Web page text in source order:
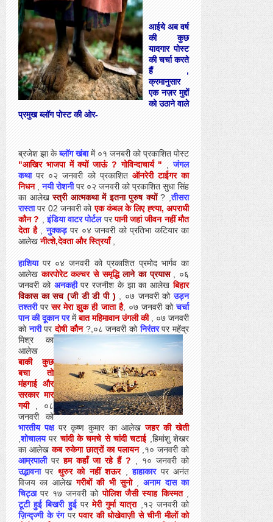
आईये अब वर्ष
की कुछ
यादगार पोस्ट
की चर्चा करते
हैं ,
क्रमानुसार
एक नज़र मुद्दों
को उठाने वाले
प्रमुख ब्लॉग पोस्ट की ओर-
ब्रजेश झा केब्लॉग खंबामें ०१ जनबरी को प्रकाशित पोस्ट
"आखिर भाजपा में क्यों जाऊं ? गोविन्दाचार्य " ,जंगल
कथापर ०२ जनवरी को प्रकाशित ऑनरेरी टाईगर का
निधन,नयी रोशनीपर ०२ जनवरी को प्रकाशित सुधा सिंह
का आलेखस्त्री आत्मकथा में इतना पुरुष क्यों? ,तीसरा
रास्तापर 02 जनवरी कोएक कंबल के लिए ह्त्या, अपराधी
कौन ? ,इंडिया वाटर पोर्टलपरपानी जहां जीवन नहीं मौत
देता है,नुक्कड़पर ०४ जनवरी को प्रतिभा कटियार का
आलेखनीत्शे,देवता और स्त्रियाँ,
हाशियापर ०४ जनवरी को प्रकाशित प्रमोद भार्गव का
आलेखकारपोरेट कल्चर से समृद्धि लाने का प्रयास
, ०६
जनवरी को अनकहीपर रजनीश के झा का आलेखबिहार
विकास का सच (जी डी डीपी ) , ०७ जनवरी कोउड़न
तश्तरीपरसर मेरा झुक ही जाता है, ०७ जनवरी कोचर्चा
पान की दूकान परमेंबात महिमावान उंगली की, ०७ जनवरी
कोनारीपरदोषी कौन ?,०८ जनवरी कोनिरंतरपर महेंद्र
मिश्र का
आलेख
बाकी कुछ
बचा तो
मंहगाई और
सरकार मार
गयी, ०८
जनवरी को
भारतीय पक्षपर कृष्ण कुमार का आलेखजहर की खेती
,शोचालयपरचांदी के चमचे से चांदी चटाई,हिमांशु शेखर
का आलेखकब रुकेगा छात्रों का पलायन,१० जनवरी को
आम्रपालीपरहम कहाँ जा रहे हैं ?
, १० जनवरी को
उद्भावनापर थुरुर को नहीं शऊर,हाहाकार पर अनंत
विजय का आलेखगरीबों की भी सुनो,अनाम दास का
चिट्ठापर १७ जनवरी कोपोलिश जैसी स्याह किस्मत,
टूटी हुई बिखरी हुईपरमेरी गुर्मा यात्रा,१२ जनवरी को
ज़िन्द्ज्गी के रंगपरपवार की धोखेवाज़ी से चीनी मीलों को